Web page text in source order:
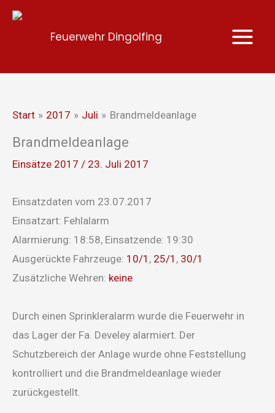
Zum
Feuerwehr Dingolfing
Start 2017 Juli Brandmeldeanlage
Brandmeldeanlage
Einsätze 2017 / 23. Juli 2017
Einsatzdaten vom 23.07.2017
Einsatzart: Fehlalarm
Alarmierung: 18:58, Einsatzende: 19:30
Ausgerückte Fahrzeuge: 10/1 , 25/1 , 30/1
Zusätzliche Wehren: keine
Durch einen Sprinkleralarm wurde die Feuerwehr in
das Lager der Fa. Develey alarmiert. Der
Schutzbereich der Anlage wurde ohne Feststellung
kontrolliert und die Brandmeldeanlage wieder
zurückgestellt.